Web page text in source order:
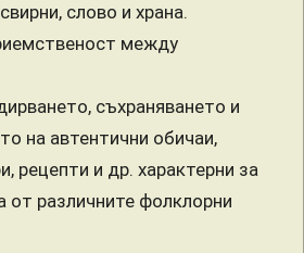
слово и храна.
между
съхраняването и
на автентични обичаи,
рецепти и др. характерни за
от различните фолклорни